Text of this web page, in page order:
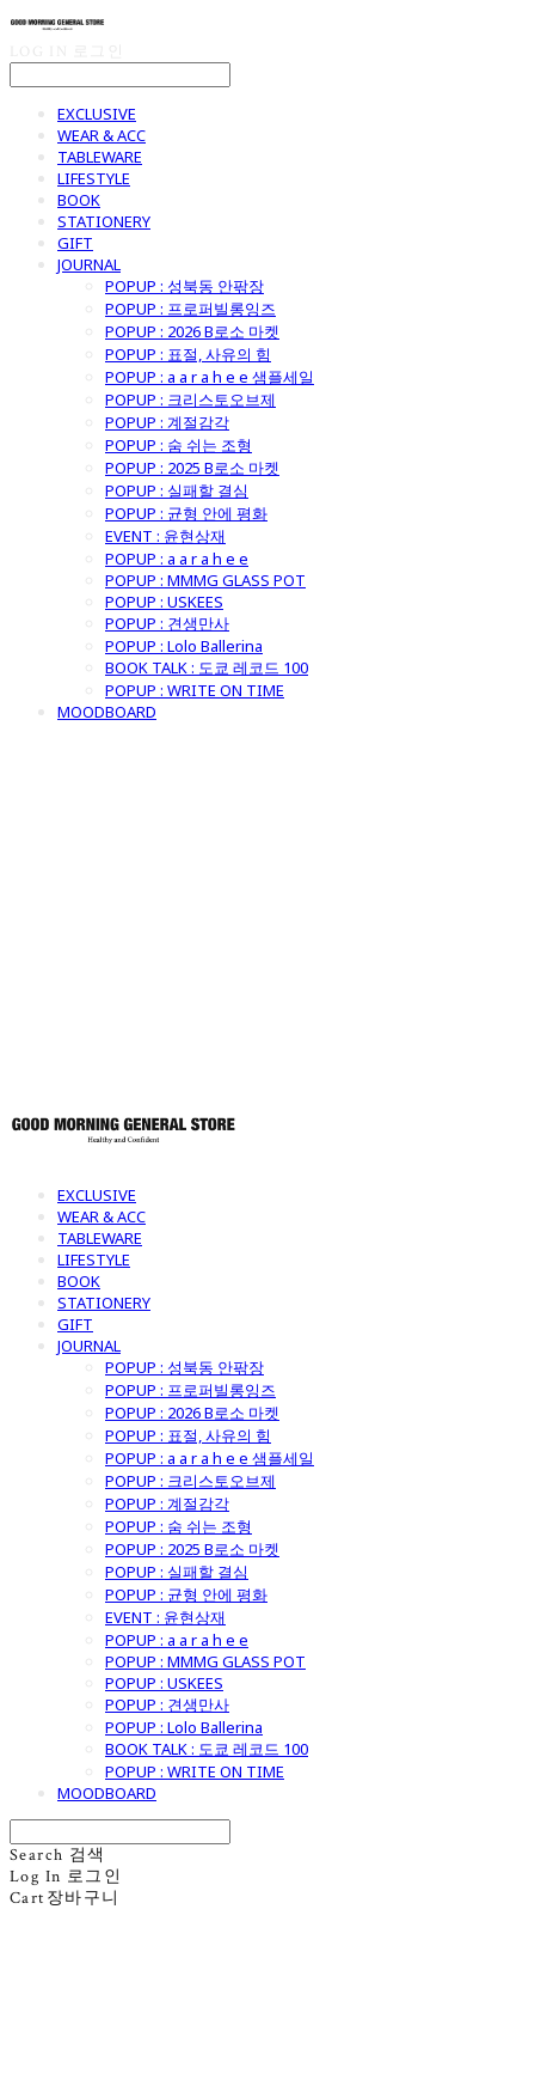
EXCLUSIVE
WEAR & ACC
TABLEWARE
LIFESTYLE
BOOK
STATIONERY
GIFT
JOURNAL
POPUP : 성북동 안팎장
POPUP : 프로퍼빌롱잉즈
POPUP : 2026 B로소 마켓
POPUP : 표절, 사유의 힘
POPUP : a a r a h e e 샘플세일
POPUP : 크리스토오브제
POPUP : 계절감각
POPUP : 숨 쉬는 조형
POPUP : 2025 B로소 마켓
POPUP : 실패할 결심
POPUP : 균형 안에 평화
EVENT : 윤현상재
POPUP : a a r a h e e
POPUP : MMMG GLASS POT
POPUP : USKEES
POPUP : 견생만사
POPUP : Lolo Ballerina
BOOK TALK : 도쿄 레코드 100
POPUP : WRITE ON TIME
MOODBOARD
EXCLUSIVE
WEAR & ACC
TABLEWARE
LIFESTYLE
BOOK
STATIONERY
GIFT
JOURNAL
POPUP : 성북동 안팎장
POPUP : 프로퍼빌롱잉즈
POPUP : 2026 B로소 마켓
POPUP : 표절, 사유의 힘
POPUP : a a r a h e e 샘플세일
POPUP : 크리스토오브제
POPUP : 계절감각
POPUP : 숨 쉬는 조형
POPUP : 2025 B로소 마켓
POPUP : 실패할 결심
POPUP : 균형 안에 평화
EVENT : 윤현상재
POPUP : a a r a h e e
POPUP : MMMG GLASS POT
POPUP : USKEES
POPUP : 견생만사
POPUP : Lolo Ballerina
BOOK TALK : 도쿄 레코드 100
POPUP : WRITE ON TIME
MOODBOARD
Search 검색
Log In 로그인
Cart 장바구니